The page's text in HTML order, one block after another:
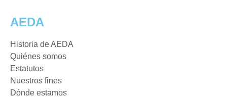
AEDA
Historia de AEDA
Quiénes somos
Estatutos
Nuestros fines
Dónde estamos